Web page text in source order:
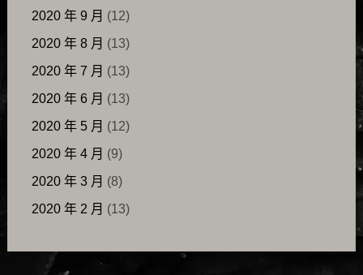
2020 年 9 月 (12)
2020 年 8 月 (13)
2020 年 7 月 (13)
2020 年 6 月 (13)
2020 年 5 月 (12)
2020 年 4 月 (9)
2020 年 3 月 (8)
2020 年 2 月 (13)